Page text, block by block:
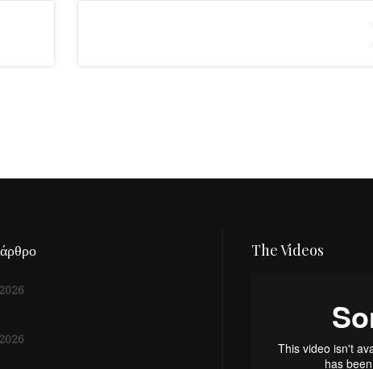
The Videos